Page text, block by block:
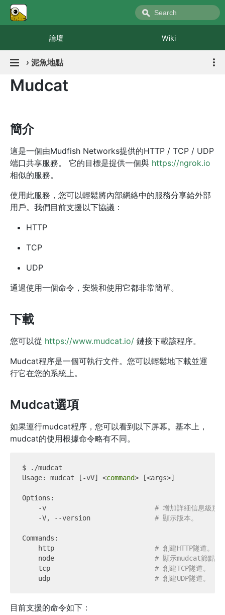
論壇 Wiki
› 泥魚地點
Mudcat
簡介
這是一個由Mudfish Networks提供的HTTP / TCP / UDP
端口共享服務。 它的目標是提供一個與 https://ngrok.io
相似的服務。
使用此服務，您可以輕鬆將內部網絡中的服務分享給外部
用戶。我們目前支援以下協議：
HTTP
TCP
UDP
通過使用一個命令，安裝和使用它都非常簡單。
下載
您可以從 https://www.mudcat.io/ 鏈接下載該程序。
Mudcat程序是一個可執行文件。您可以輕鬆地下載並運
行它在您的系統上。
Mudcat選項
如果運行mudcat程序，您可以看到以下屏幕。基本上，
mudcat的使用根據命令略有不同。
$ ./mudcat
Usage: mudcat [-vV] <command> [<args>]
Options:
    -v
# 增加詳細信息級別
    -V, --version
# 顯示版本。
Commands:
    http
# 創建HTTP隧道。
    node
# 顯示mudcat節點。
    tcp
# 創建TCP隧道。
    udp
# 創建UDP隧道。
目前支援的命令如下：